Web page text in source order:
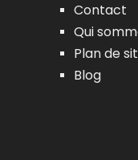
Contact
Qui
Plan de
Blog